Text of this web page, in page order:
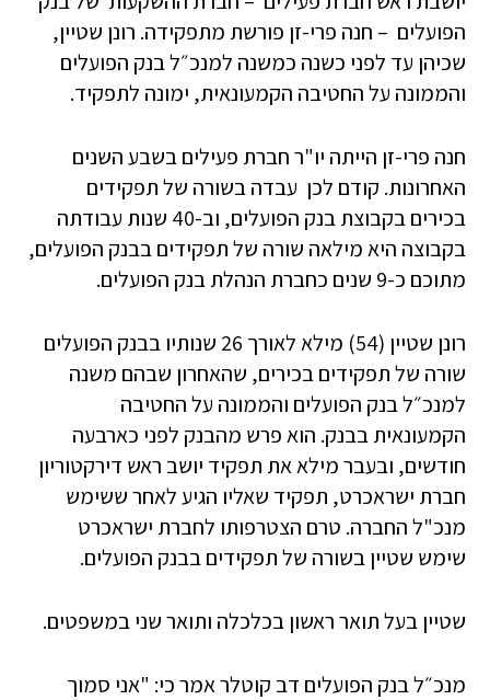
הפועלים – חנה פרי-זן פורשת מתפקידה. רונן שטיין,
שכיהן עד לפני כשנה כמשנה למנכ״ל בנק הפועלים
והממונה על החטיבה הקמעונאית, ימונה לתפקיד.
חנה פרי-זן הייתה יו"ר חברת פעילים בשבע השנים
האחרונות. קודם לכן עבדה בשורה של תפקידים
בכירים בקבוצת בנק הפועלים, וב-40 שנות עבודתה
בקבוצה היא מילאה שורה של תפקידים בבנק הפועלים,
מתוכם כ-9 שנים כחברת הנהלת בנק הפועלים.
רונן שטיין (54) מילא לאורך 26 שנותיו בבנק הפועלים
שורה של תפקידים בכירים, שהאחרון שבהם משנה
למנכ״ל בנק הפועלים והממונה על החטיבה
הקמעונאית בבנק. הוא פרש מהבנק לפני כארבעה
חודשים, ובעבר מילא את תפקיד יושב ראש דירקטוריון
חברת ישראכרט, תפקיד שאליו הגיע לאחר ששימש
מנכ"ל החברה. טרם הצטרפותו לחברת ישראכרט
שימש שטיין בשורה של תפקידים בבנק הפועלים.
שטיין בעל תואר ראשון בכלכלה ותואר שני במשפטים.
מנכ״ל בנק הפועלים דב קוטלר אמר כי: "אני סמוך